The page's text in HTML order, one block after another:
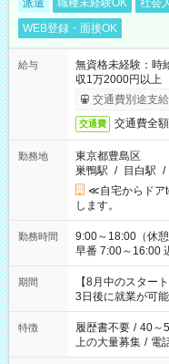
派遣 職種未経験OK 社会
WEB登録・面接OK
給与
無資格未経験：
収1万2000円以上
交通費別途支
交通費 交通費全
勤務地
東京都豊島区
巣鴨駅 / 目白駅 /
≪自宅からドア
します。
勤務時間
9:00～18:00（休憩60分） ■ご希望があれば
早番 7:00～16:00 遅
と休みを合わせた
「できれば残業
ね。 ※Wワーク希望の方へ 今ご覧のお仕事で希望する勤務時間
と、もう1つのお
合は応募できませ
期間
【8月中のスター
3日後に就業が可能
特徴 履歴書不要 / 40～
上の大量募集 / 電